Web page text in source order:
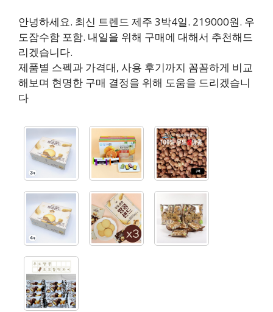
안녕하세요. 최신 트렌드 제주 3박4일. 219000원. 우
도잠수함 포함. 내일을 위해 구매에 대해서 추천해드
리겠습니다.
제품별 스펙과 가격대, 사용 후기까지 꼼꼼하게 비교
해보며 현명한 구매 결정을 위해 도움을 드리겠습니
다